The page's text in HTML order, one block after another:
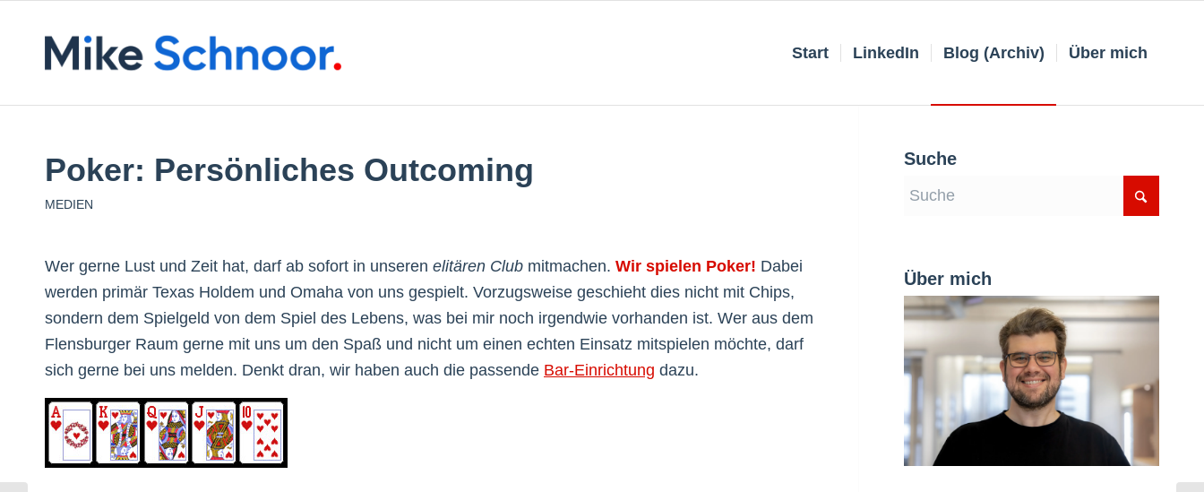
Start LinkedIn Blog (Archiv) Über mich
Poker: Persönliches Outcoming
MEDIEN
Wer gerne Lust und Zeit hat, darf ab sofort in unseren elitären Club mitmachen. Wir spielen Poker! Dabei
werden primär Texas Holdem und Omaha von uns gespielt. Vorzugsweise geschieht dies nicht mit Chips,
sondern dem Spielgeld von dem Spiel des Lebens, was bei mir noch irgendwie vorhanden ist. Wer aus dem
Flensburger Raum gerne mit uns um den Spaß und nicht um einen echten Einsatz mitspielen möchte, darf
sich gerne bei uns melden. Denkt dran, wir haben auch die passende Bar-Einrichtung dazu.
Suche
Über mich